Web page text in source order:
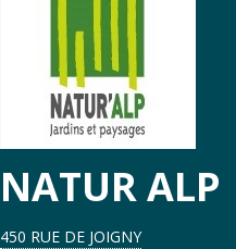
NATUR ALP
450 RUE DE JOIGNY